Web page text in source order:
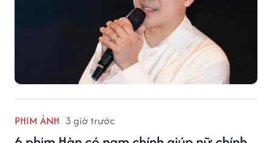
PHIM ẢNH 3 giờ trước